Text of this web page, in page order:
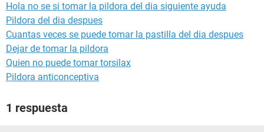
Hola no se si tomar la pildora del dia siguiente ayuda
Pildora del dia despues
Cuantas veces se puede tomar la pastilla del dia despues
Dejar de tomar la pildora
Quien no puede tomar torsilax
Pildora anticonceptiva
1 respuesta